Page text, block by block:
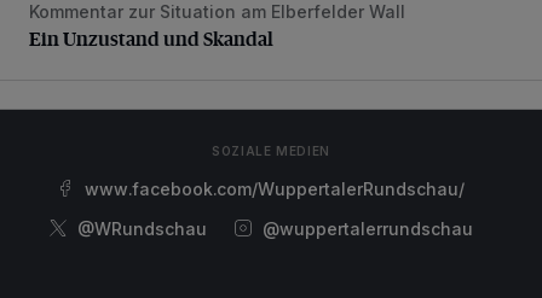
Ein Unzustand und Skandal
Kommentar zur Situation am Elberfelder Wall
Ein Unzustand und Skandal
SOZIALE MEDIEN
www.facebook.com/WuppertalerRundschau/
@WRundschau
@wuppertalerrundschau